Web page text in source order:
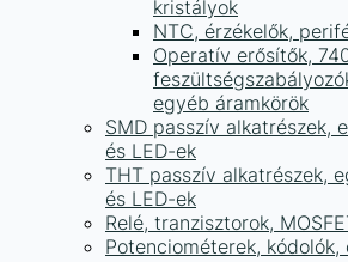
kristályok
NTC, érzékelők,
Operatív erősítők,
egyéb áramkörök
SMD passzív alkatrészek,
és LED-ek
THT passzív alkatrészek,
és LED-ek
Relé, tranzisztorok,
Potenciométerek, kódolók,